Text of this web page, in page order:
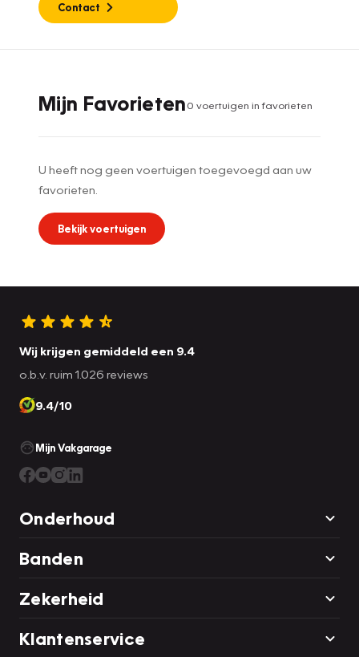
Contact
Mijn Favorieten0 voertuigen in favorieten
U heeft nog geen voertuigen toegevoegd aan uw
favorieten.
Bekijk voertuigen
Wij krijgen gemiddeld een 9.4
o.b.v. ruim 1.026 reviews
9.4/10
Mijn Vakgarage
Onderhoud
Banden
Zekerheid
Klantenservice